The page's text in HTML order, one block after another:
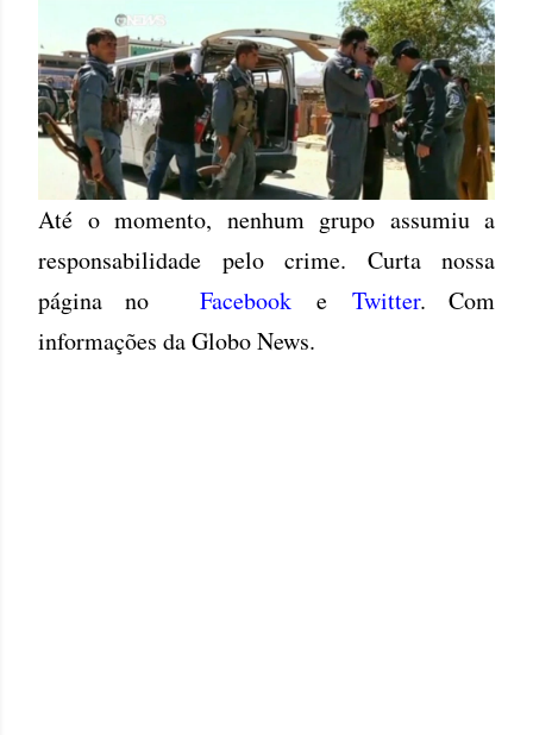
Até o momento, nenhum grupo assumiu a
responsabilidade pelo crime. Curta nossa
página no
Facebook e Twitter. Com
informações da Globo News.